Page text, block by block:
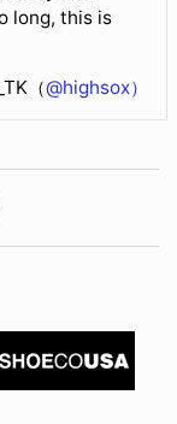
long, this is
（@highsox）